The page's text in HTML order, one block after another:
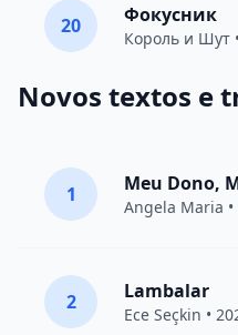
20 Фокусник
Король и Шут
Novos textos e
1 Meu Dono,
Angela Maria •
2 Lambalar
Ece Seçkin •